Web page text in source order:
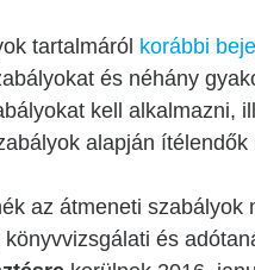
tartalmáról korábbi
és néhány
kell alkalmazni,
alapján ítélendők
az átmeneti szabályok
és